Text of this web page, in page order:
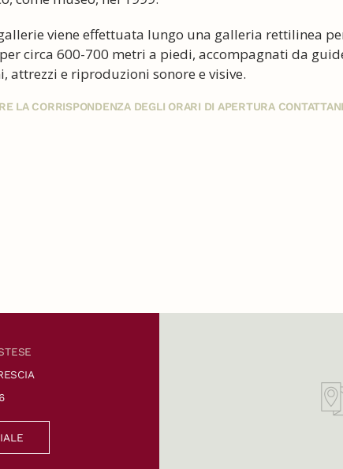
viene effettuata lungo una galleria rettilinea
circa 600-700 metri a piedi, accompagnati da
attrezzi e riproduzioni sonore e visive.
LA CORRISPONDENZA DEGLI ORARI DI APERTURA